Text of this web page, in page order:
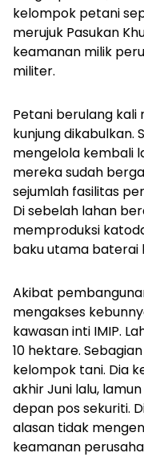
kelompok petani
merujuk Pasukan
keamanan milik
militer.
Petani berulang
kunjung dikabulkan.
mengelola kembali
mereka sudah
sejumlah fasilitas
Di sebelah lahan
memproduksi
baku utama baterai
Akibat
mengakses
kawasan inti IMIP.
10 hektare.
kelompok tani. Dia
akhir Juni lalu,
depan pos sekuriti.
alasan tidak
keamanan